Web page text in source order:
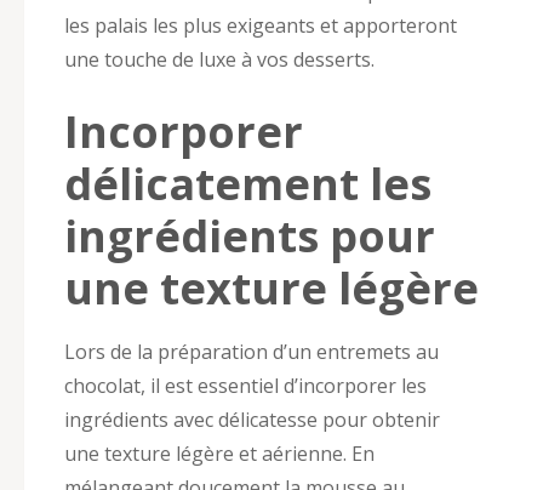
les palais les plus exigeants et apporteront
une touche de luxe à vos desserts.
Incorporer
délicatement les
ingrédients pour
une texture légère
Lors de la préparation d’un entremets au
chocolat, il est essentiel d’incorporer les
ingrédients avec délicatesse pour obtenir
une texture légère et aérienne. En